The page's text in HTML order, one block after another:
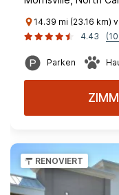
14.39 mi (23.16 km)
4.43
Parken
RENOVIERT